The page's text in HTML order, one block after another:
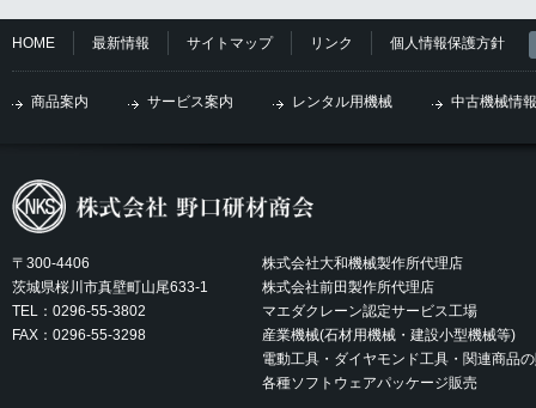
HOME 最新情報 サイトマップ リンク 個人情報保護方針
商品案内 サービス案内 レンタル用機械 中古機械情報
〒300-4406
茨城県桜川市真壁町山尾633-1
TEL：0296-55-3802
FAX：0296-55-3298
株式会社大和機械製作所代理店
株式会社前田製作所代理店
マエダクレーン認定サービス工場
産業機械(石材用機械・建設小型機械等)
電動工具・ダイヤモンド工具・関連商品
各種ソフトウェアパッケージ販売